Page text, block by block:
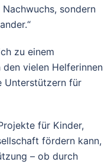
sondern
zu einem
vielen Helferinnen
Unterstützern für
für Kinder,
fördern kann,
– ob durch